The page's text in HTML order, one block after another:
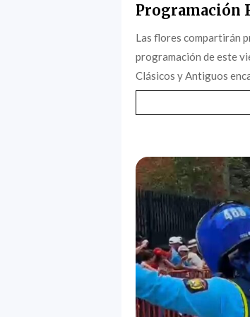
Programación
Las flores compartirán
programación de este
Clásicos y Antiguos